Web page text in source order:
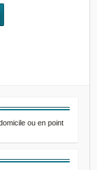
ou en point